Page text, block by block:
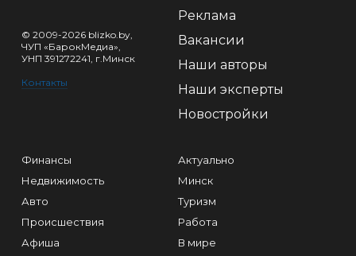
© 2009-2026 blizko.by,
ЧУП «БарокМедиа»,
УНП 391272241, г.Минск
Контакты
Реклама
Вакансии
Наши авторы
Наши эксперты
Новостройки
Финансы
Недвижимость
Авто
Происшествия
Афиша
Актуально
Минск
Туризм
Работа
В мире